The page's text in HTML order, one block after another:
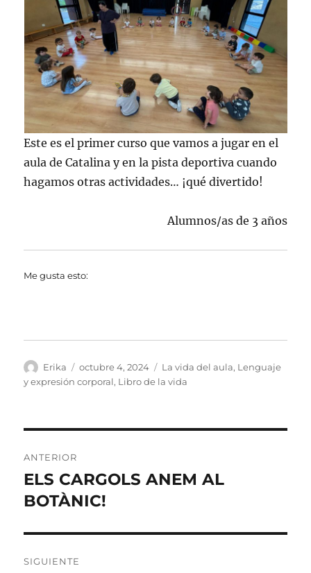
Este es el primer curso que vamos a jugar en el
aula de Catalina y en la pista deportiva cuando
hagamos otras actividades… ¡qué divertido!
Alumnos/as de 3 años
Me gusta esto:
Autor
Erika
Publicado
el
octubre 4, 2024 Categorías
La vida del aula, Lenguaje
y expresión corporal, Libro de la vida
de
entradas
ANTERIOR
Entrada
anterior:
ELS CARGOLS ANEM AL
BOTÀNIC!
SIGUIENTE